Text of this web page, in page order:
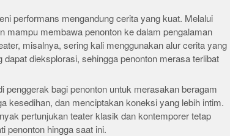
performans mengandung cerita yang kuat. Melalui
mampu membawa penonton ke dalam pengalaman
misalnya, sering kali menggunakan alur cerita yang
dieksplorasi, sehingga penonton merasa terlibat
penggerak bagi penonton untuk merasakan beragam
kesedihan, dan menciptakan koneksi yang lebih intim.
pertunjukan teater klasik dan kontemporer tetap
penonton hingga saat ini.